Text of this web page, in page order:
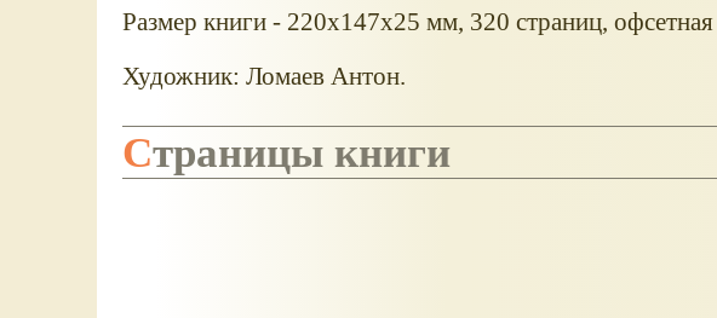
Размер книги - 220x147x25 мм, 320 страниц, офсетная
Художник: Ломаев Антон.
Страницы книги